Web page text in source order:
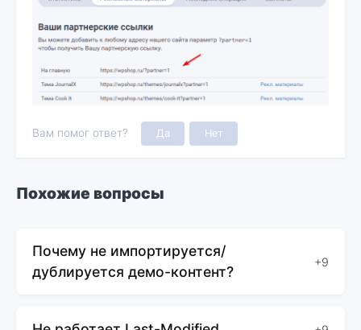
Вам помог ответ? Да Нет
Похожие вопросы
Почему не импортируется/
дублируется демо-контент?
+9